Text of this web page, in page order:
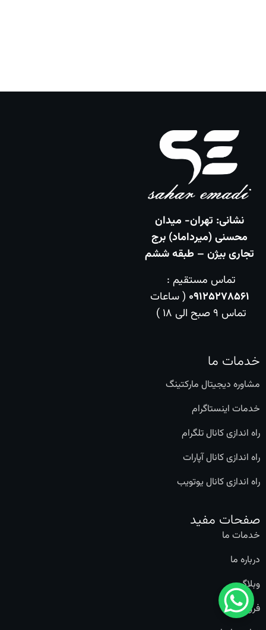
نشانی: تهران- میدان
محسنی (میرداماد) برج
تجاری بیژن – طبقه ششم
تماس مستقیم :
09125278561 ( ساعات
تماس 9 صبح الی 18 )
خدمات ما
مشاوره دیجیتال مارکتینگ
خدمات اینستاگرام
راه اندازی کانال تلگرام
راه اندازی کانال آپارات
راه اندازی کانال یوتویب
صفحات مفید
خدمات ما
درباره ما
وبلاگ
فروشگاه